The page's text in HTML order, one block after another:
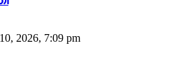
2026, 7:09 pm